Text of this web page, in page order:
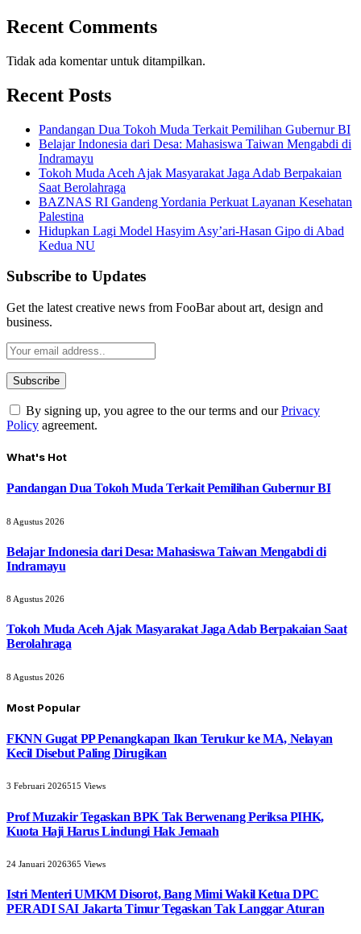
Recent Comments
Tidak ada komentar untuk ditampilkan.
Recent Posts
Pandangan Dua Tokoh Muda Terkait Pemilihan Gubernur BI
Belajar Indonesia dari Desa: Mahasiswa Taiwan Mengabdi di
Indramayu
Tokoh Muda Aceh Ajak Masyarakat Jaga Adab Berpakaian
Saat Berolahraga
BAZNAS RI Gandeng Yordania Perkuat Layanan Kesehatan
Palestina
Hidupkan Lagi Model Hasyim Asy’ari-Hasan Gipo di Abad
Kedua NU
Subscribe to Updates
Get the latest creative news from FooBar about art, design and
business.
By signing up, you agree to the our terms and ourPrivacy
Policy agreement.
What's Hot
Pandangan Dua Tokoh Muda Terkait Pemilihan Gubernur BI
8 Agustus 2026
Belajar Indonesia dari Desa: Mahasiswa Taiwan Mengabdi di
Indramayu
8 Agustus 2026
Tokoh Muda Aceh Ajak Masyarakat Jaga Adab Berpakaian Saat
Berolahraga
8 Agustus 2026
Most Popular
FKNN Gugat PP Penangkapan Ikan Terukur ke MA, Nelayan
Kecil Disebut Paling Dirugikan
3 Februari 2026515 Views
Prof Muzakir Tegaskan BPK Tak Berwenang Periksa PIHK,
Kuota Haji Harus Lindungi Hak Jemaah
24 Januari 2026365 Views
Istri Menteri UMKM Disorot, Bang Mimi Wakil Ketua DPC
PERADI SAI Jakarta Timur Tegaskan Tak Langgar Aturan